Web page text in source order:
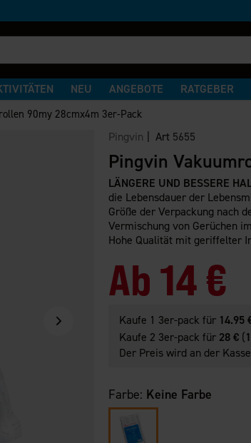
NEU ANGEBOTE RATGEBER
90my 28cmx4m 3er-Pack
Pingvin | Art 5655
Pingvin
LÄNGERE UND BESSERE
die Lebensdauer der
Größe der Verpackung nach
Vermischung von Gerüchen
Hohe Qualität mit geriffelter
Ab 14 €
Kaufe 1 3er-pack für 14.95
Kaufe 2 3er-pack für 28 € (
Der Preis wird an der
Farbe: Keine Farbe